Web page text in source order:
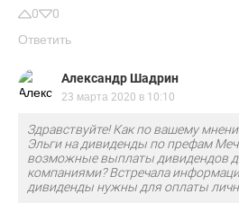
0
0
Ответить
Александр Шадрин
23 марта 2020 в 10:10
Здравствуйте! Как по вашему
Эльги на дивиденды по префам
возможные выплаты дивидендов
компаниями? Встречала
дивиденды нужны для оплаты